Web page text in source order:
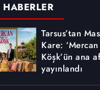
Tarsus’tan
Kare: ‘Mercan
Köşk’ün ana
yayınlandı